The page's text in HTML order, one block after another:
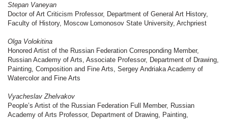
Stepan Vaneyan
Doctor of Art Criticism Professor, Department of General Art History,
Faculty of History, Moscow Lomonosov State University, Archpriest
Olga Volokitina
Honored Artist of the Russian Federation Corresponding Member,
Russian Academy of Arts, Associate Professor, Department of Drawing,
Painting, Composition and Fine Arts, Sergey Andriaka Academy of
Watercolor and Fine Arts
Vyacheslav Zhelvakov
People’s Artist of the Russian Federation Full Member, Russian
Academy of Arts Professor, Department of Drawing, Painting,